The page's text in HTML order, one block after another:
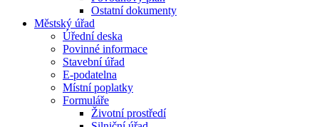
Ostatní dokumenty
Městský úřad
Úřední deska
Povinné informace
Stavební úřad
E-podatelna
Místní poplatky
Formuláře
Životní prostředí